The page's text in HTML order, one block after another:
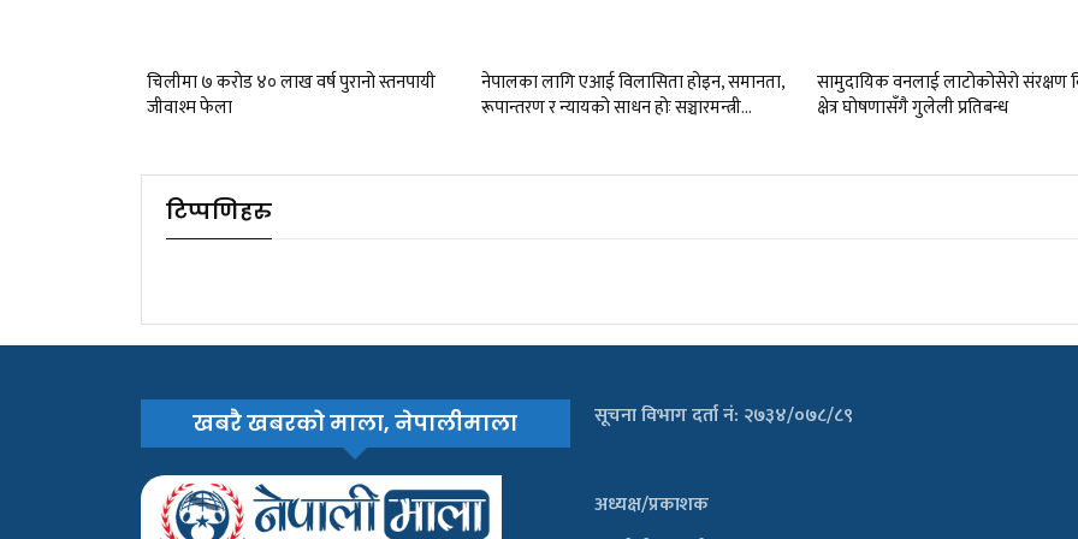
चिलीमा ७ करोड ४० लाख वर्ष पुरानो स्तनपायी
जीवाश्म फेला
नेपालका लागि एआई विलासिता होइन, समानता,
रूपान्तरण र न्यायको साधन होः सञ्चारमन्त्री…
सामुदायिक वनलाई लाटोकोसेरो संरक्षण
क्षेत्र घोषणासँगै गुलेली प्रतिबन्ध
टिप्पणिहरु
खबरै खबरको माला, नेपालीमाला सूचना विभाग दर्ता नं: २७३४/०७८/८९
अध्यक्ष/प्रकाशक